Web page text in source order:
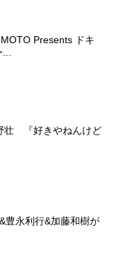
Presents ドキ
...
壮 『好きやねんけど
豊永利行&加藤和樹が